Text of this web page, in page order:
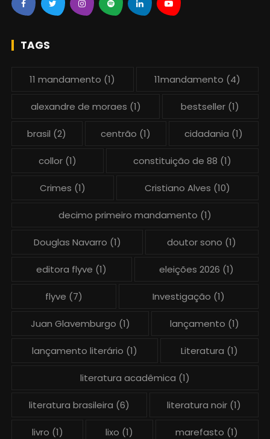
TAGS
11 mandamento (1) 11mandamento (4)
alexandre de moraes (1) bestseller (1)
brasil (2) centrão (1) cidadania (1)
collor (1) constituição de 88 (1)
Crimes (1) Cristiano Alves (10)
decimo primeiro mandamento (1)
Douglas Navarro (1) doutor sono (1)
editora flyve (1) eleições 2026 (1)
flyve (7) Investigação (1)
Juan Glavemburgo (1) lançamento (1)
lançamento literário (1) Literatura (1)
literatura acadêmica (1)
literatura brasileira (6) literatura noir(1)
livro (1) lixo (1) marefasto (1)